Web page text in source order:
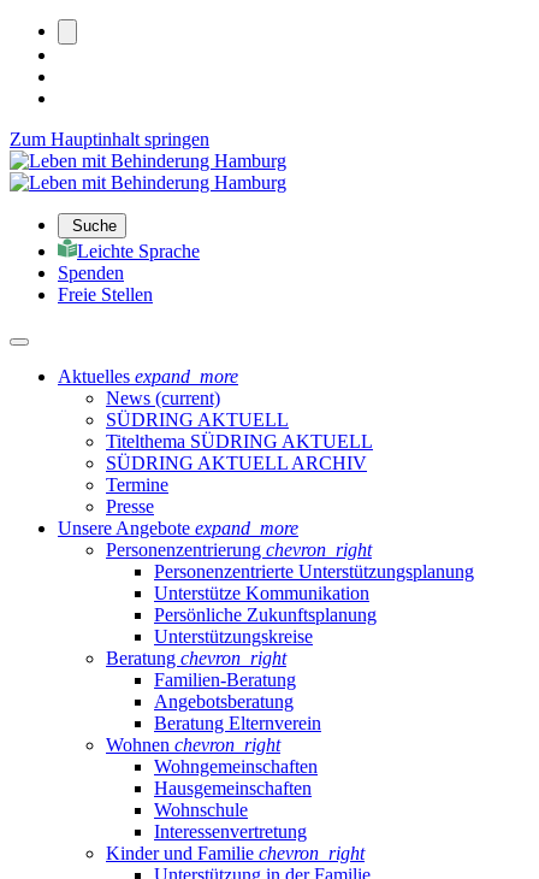
Zum Hauptinhalt springen
Suche
Leichte Sprache
Spenden
Freie Stellen
Aktuelles expand_more
News (current)
SÜDRING AKTUELL
Titelthema SÜDRING AKTUELL
SÜDRING AKTUELL ARCHIV
Termine
Presse
Unsere Angebote expand_more
Personenzentrierung chevron_right
Personenzentrierte Unterstützungsplanung
Unterstütze Kommunikation
Persönliche Zukunftsplanung
Unterstützungskreise
Beratung chevron_right
Familien-Beratung
Angebotsberatung
Beratung Elternverein
Wohnen chevron_right
Wohngemeinschaften
Hausgemeinschaften
Wohnschule
Interessenvertretung
Kinder und Familie chevron_right
Unterstützung in der Familie